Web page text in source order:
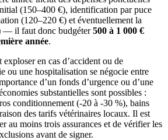
(150–400 €), identification par puce
(120–220 €) et éventuellement la
— il faut donc budgéter500 à 1 000 €
année.
en cas d’accident ou de
ou une hospitalisation se négocie entre
d’un fonds d’urgence ou d’une
substantielles sont possibles :
conditionnement (-20 à -30 %), bains
des tarifs vétérinaires locaux. Il est
au moins trois assurances et de vérifier les
avant de signer.